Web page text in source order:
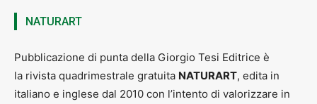
NATURART
Pubblicazione di punta della Giorgio Tesi Editrice è
la rivista quadrimestrale gratuita NATURART, edita in
italiano e inglese dal 2010 con l’intento di valorizzare in